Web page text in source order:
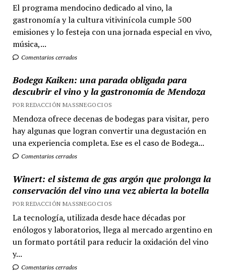
El programa mendocino dedicado al vino, la
gastronomía y la cultura vitivinícola cumple 500
emisiones y lo festeja con una jornada especial en vivo,
música,...
Comentarios cerrados
Bodega Kaiken: una parada obligada para
descubrir el vino y la gastronomía de Mendoza
POR REDACCIÓN MASSNEGOCIOS
Mendoza ofrece decenas de bodegas para visitar, pero
hay algunas que logran convertir una degustación en
una experiencia completa. Ese es el caso de Bodega...
Comentarios cerrados
Winert: el sistema de gas argón que prolonga la
conservación del vino una vez abierta la botella
POR REDACCIÓN MASSNEGOCIOS
La tecnología, utilizada desde hace décadas por
enólogos y laboratorios, llega al mercado argentino en
un formato portátil para reducir la oxidación del vino
y...
Comentarios cerrados